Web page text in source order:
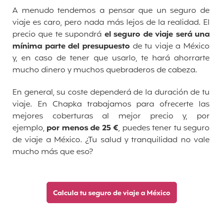
A menudo tendemos a pensar que un seguro de
viaje es caro, pero nada más lejos de la realidad. El
precio que te supondrá el seguro de viaje será una
mínima parte del presupuestode tu viaje a México
y, en caso de tener que usarlo, te hará ahorrarte
mucho dinero y muchos quebraderos de cabeza.
En general, su coste dependerá de la duración de tu
viaje. En Chapka trabajamos para ofrecerte las
mejores coberturas al mejor precio y, por
ejemplo, por menos de 25 €, puedes tener tu seguro
de viaje a México. ¿Tu salud y tranquilidad no vale
mucho más que eso?
Calcula tu seguro de viaje a México